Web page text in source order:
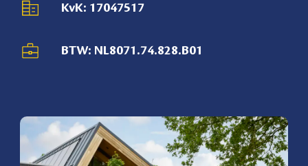
KvK: 17047517
BTW: NL8071.74.828.B01